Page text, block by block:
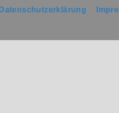
Datenschutzerklärung